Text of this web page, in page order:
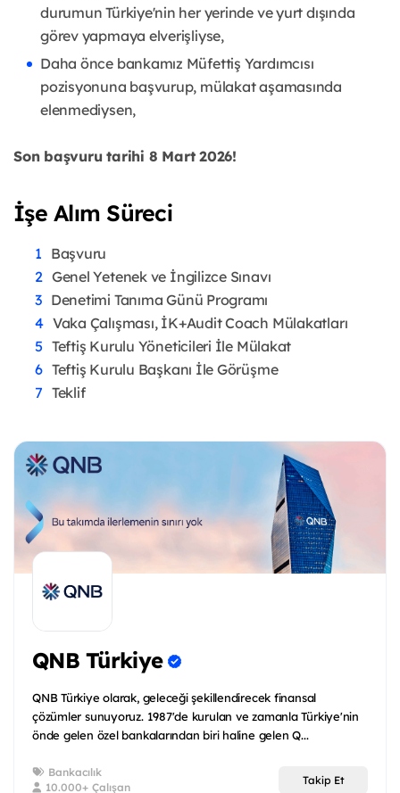
durumun Türkiye'nin her yerinde ve yurt dışında
görev yapmaya elverişliyse,
Daha önce bankamız Müfettiş Yardımcısı
pozisyonuna başvurup, mülakat aşamasında
elenmediysen,
Son başvuru tarihi 8 Mart 2026!
İşe Alım Süreci
Başvuru
Genel Yetenek ve İngilizce Sınavı
Denetimi Tanıma Günü Programı
Vaka Çalışması, İK+Audit Coach Mülakatları
Teftiş Kurulu Yöneticileri İle Mülakat
Teftiş Kurulu Başkanı İle Görüşme
Teklif
QNB Türkiye
QNB Türkiye olarak, geleceği şekillendirecek finansal
çözümler sunuyoruz. 1987'de kurulan ve zamanla Türkiye'nin
önde gelen özel bankalarından biri haline gelen Q...
Bankacılık
10.000+ Çalışan
Takip Et